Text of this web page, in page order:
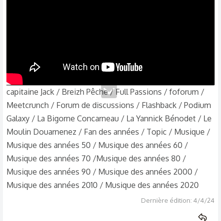
capitaine Jack / Breizh Pêche / Full Passions / foforum /
Meetcrunch / Forum de discussions / Flashback / Podium
Galaxy / La Bigorne Concarneau / La Yannick Bénodet / Le
Moulin Douarnenez / Fan des années / Topic / Musique /
Musique des années 50 / Musique des années 60 /
Musique des années 70 /Musique des années 80 /
Musique des années 90 / Musique des années 2000 /
Musique des années 2010 / Musique des années 2020
Dernière édition: 4/4/24